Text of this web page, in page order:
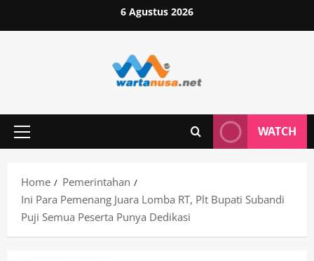
to
6 Agustus 2026
Primary
WATCH
Home
Pemerintahan
Ini Para Pemenang Juara Lomba RT, Plt Bupati Subandi
Puji Semua Peserta Punya Dedikasi